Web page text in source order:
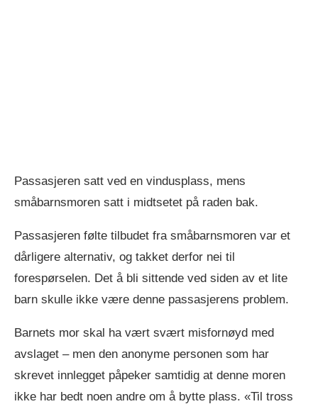
Passasjeren satt ved en vindusplass, mens
småbarnsmoren satt i midtsetet på raden bak.
Passasjeren følte tilbudet fra småbarnsmoren var et
dårligere alternativ, og takket derfor nei til
forespørselen. Det å bli sittende ved siden av et lite
barn skulle ikke være denne passasjerens problem.
Barnets mor skal ha vært svært misfornøyd med
avslaget – men den anonyme personen som har
skrevet innlegget påpeker samtidig at denne moren
ikke har bedt noen andre om å bytte plass. «Til tross